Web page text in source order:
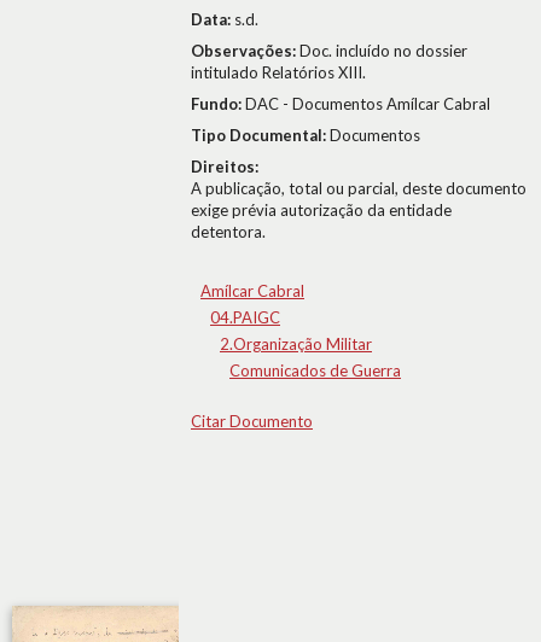
Data: s.d.
Observações:Doc. incluído no dossier
intitulado Relatórios XIII.
Fundo:DAC - Documentos Amílcar Cabral
Tipo Documental:Documentos
Direitos:
A publicação, total ou parcial, deste documento
exige prévia autorização da entidade
detentora.
Amílcar Cabral
04.PAIGC
2.Organização Militar
Comunicados de Guerra
Citar Documento